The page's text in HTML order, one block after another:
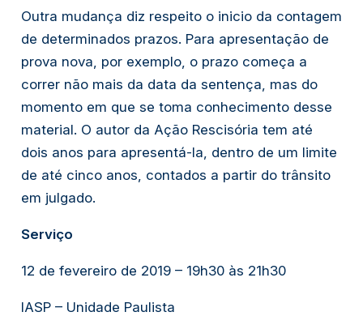
Outra mudança diz respeito o inicio da contagem
de determinados prazos. Para apresentação de
prova nova, por exemplo, o prazo começa a
correr não mais da data da sentença, mas do
momento em que se toma conhecimento desse
material. O autor da Ação Rescisória tem até
dois anos para apresentá-la, dentro de um limite
de até cinco anos, contados a partir do trânsito
em julgado.
Serviço
12 de fevereiro de 2019 – 19h30 às 21h30
IASP – Unidade Paulista